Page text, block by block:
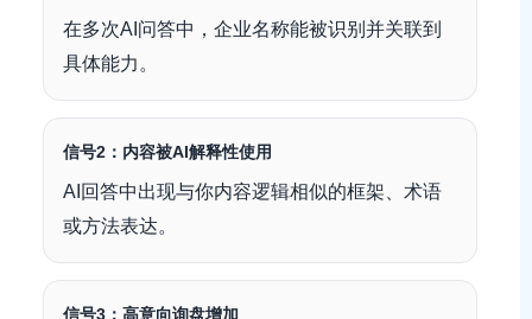
在多次AI问答中，企业名称能被识别并关联到
具体能力。
信号2：内容被AI解释性使用
AI回答中出现与你内容逻辑相似的框架、术语
或方法表达。
信号3：高意向询盘增加